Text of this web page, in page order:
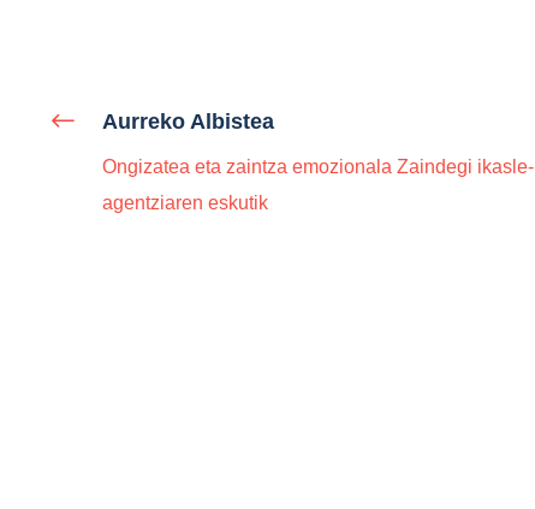
Aurreko Albistea
Ongizatea eta zaintza emozionala Zaindegi ikasle-
agentziaren eskutik